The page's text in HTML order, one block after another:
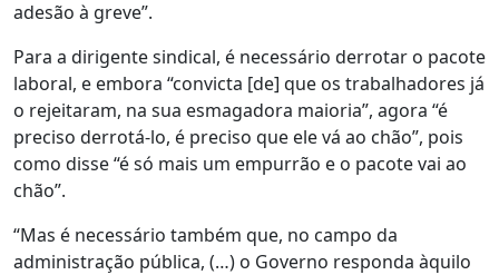
adesão à greve”.
Para a dirigente sindical, é necessário derrotar o pacote
laboral, e embora “convicta [de] que os trabalhadores já
o rejeitaram, na sua esmagadora maioria”, agora “é
preciso derrotá-lo, é preciso que ele vá ao chão”, pois
como disse “é só mais um empurrão e o pacote vai ao
chão”.
“Mas é necessário também que, no campo da
administração pública, (…) o Governo responda àquilo